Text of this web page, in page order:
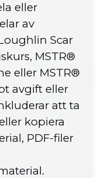
eller
av
Scar
MSTR®
eller MSTR®
avgift eller
att ta
kopiera
PDF-filer